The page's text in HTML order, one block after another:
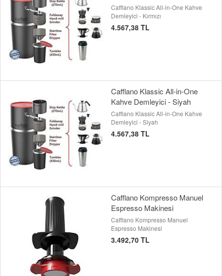
Cafflano Klassic All-in-One Kahve
Demleyici - Kırmızı
4.567,38 TL
Cafflano Klassic All-in-One
Kahve Demleyici - Siyah
Cafflano Klassic All-in-One Kahve
Demleyici - Siyah
4.567,38 TL
Cafflano Kompresso Manuel
Espresso Makinesi
Cafflano Kompresso Manuel
Espresso Makinesi
3.492,70 TL